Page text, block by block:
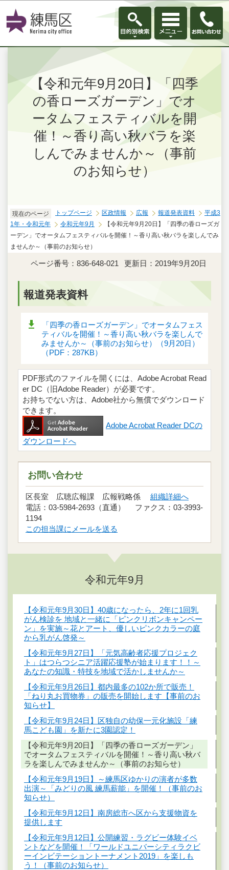
このページの本文へ移動
【令和元年9月20日】「四季
の香ローズガーデン」でオ
ータムフェスティバルを開
催！～香り高い秋バラを楽
しんでみませんか～（事前
のお知らせ）
現在のページ トップページ 区政情報 広報 報道発表資料
平成3
1年・令和元年
令和元年9月
【令和元年9月20日】「四季の香ローズガ
ーデン」でオータムフェスティバルを開催！～香り高い秋バラを楽しんでみ
ませんか～（事前のお知らせ）
ページ番号：836-648-021 更新日：2019年9月20日
報道発表資料
「四季の香ローズガーデン」でオータムフェス
ティバルを開催！～香り高い秋バラを楽しんで
みませんか～（事前のお知らせ）（9月20日）
（PDF：287KB）
PDF形式のファイルを開くには、Adobe Acrobat Read
er DC（旧Adobe Reader）が必要です。
お持ちでない方は、Adobe社から無償でダウンロード
できます。
Adobe Acrobat Reader DCの
ダウンロードへ
お問い合わせ
区長室 広聴広報課 広報戦略係 組織詳細へ
電話：03-5984-2693（直通） ファクス：03-3993-
1194
この担当課にメールを送る
令和元年9月
【令和元年9月30日】40歳になったら、2年に1回乳
がん検診を 地域と一緒に「ピンクリボンキャンペー
ン」を実施～花とアート、優しいピンクカラーの庭
から乳がん啓発～
【令和元年9月27日】「元気高齢者応援プロジェク
ト」はつらつシニア活躍応援塾が始まります！！～
あなたの知識・特技を地域で活かしませんか～
【令和元年9月26日】都内最多の102か所で販売！
「ねり丸お買物券」の販売を開始します【事前のお
知らせ】
【令和元年9月24日】区独自の幼保一元化施設「練
馬こども園」を新たに3園認定！
【令和元年9月20日】「四季の香ローズガーデン」
でオータムフェスティバルを開催！～香り高い秋バ
ラを楽しんでみませんか～（事前のお知らせ）
【令和元年9月19日】～練馬区ゆかりの演者が多数
出演～「みどりの風 練馬薪能」を開催！（事前のお
知らせ）
【令和元年9月12日】南房総市へ区から支援物資を
提供します
【令和元年9月12日】公開練習・ラグビー体験イベ
ントなどを開催！「ワールドユニバーシティラクビ
ーインビテーショントーナメント2019」を楽しも
う！（事前のお知らせ）